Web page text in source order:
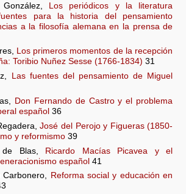
Los periódicos y la literatura
para la historia del pensamiento
a la filosofía alemana en la prensa de
Los primeros momentos de la recepción
Toribio Nuñez Sesse (1766-1834) 31
Las fuentes del pensamiento de Miguel
Don Fernando de Castro y el problema
español 36
José del Perojo y Figueras (1850-
y reformismo 39
de Blas, Ricardo Macías Picavea y el
español 41
Carbonero, Reforma social y educación en